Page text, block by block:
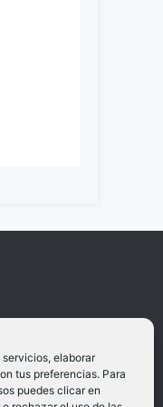
elaborar
tus preferencias. Para
puedes clicar en